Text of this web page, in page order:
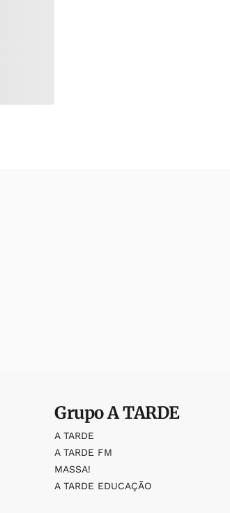
GrupoA TARDE
A TARDE
A TARDE FM
MASSA!
A TARDE EDUCAÇÃO